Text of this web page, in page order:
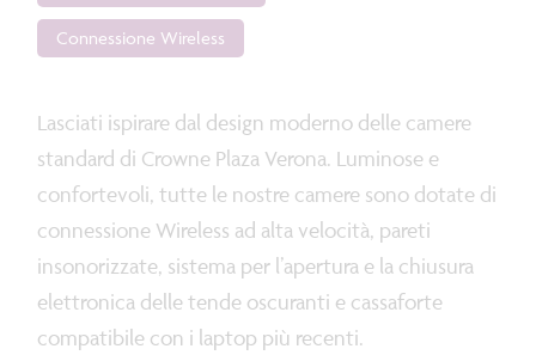
Connessione Wireless
Lasciati ispirare dal design moderno delle camere
standard di Crowne Plaza Verona. Luminose e
confortevoli, tutte le nostre camere sono dotate di
connessione Wireless ad alta velocità, pareti
insonorizzate, sistema per l’apertura e la chiusura
elettronica delle tende oscuranti e cassaforte
compatibile con i laptop più recenti.